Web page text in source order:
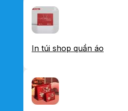
In túi shop quần áo